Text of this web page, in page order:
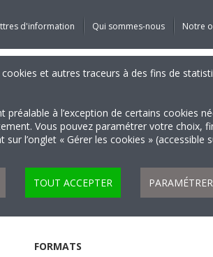
d'information Qui sommes-nous Notre
et autres traceurs à des fins de
à l’exception de certains cookies
Vous pouvez paramétrer votre choix,
l’onglet « Gérer les cookies » (accessible
TOUT ACCEPTER PARAMÉTRER
FORMATS